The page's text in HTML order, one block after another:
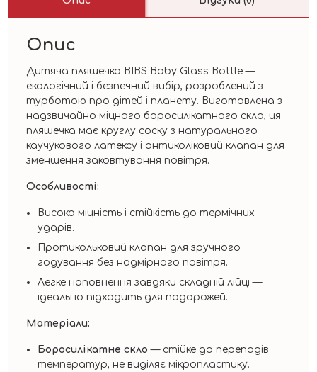
Опис
Дитяча пляшечка BIBS Baby Glass Bottle —
екологічний і безпечний вибір, розроблений з
турботою про дітей і планету. Виготовлена з
надзвичайно міцного боросилікатного скла, ця
пляшечка має круглу соску з натурального
каучукового латексу і антиколіковий клапан для
зменшення заковтування повітря.
Особливості:
Висока міцність і стійкість до термічних
ударів.
Протикольковий клапан для зручного
годування без надмірного повітря.
Легке наповнення завдяки складній лійці —
ідеально підходить для подорожей.
Матеріали:
Боросилікатне скло — стійке до перепадів
температур, не виділяє мікропластику.